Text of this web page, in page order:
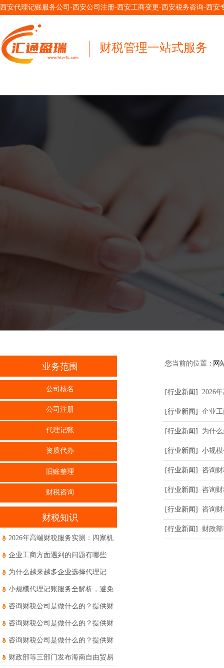
业务范围 您当前的位置： 网
公司核名
公司注册
代理记账
资质代办
旧账整理
财税咨询
[行业新闻] 2026
[行业新闻] 企业
[行业新闻] 为什
[行业新闻] 小规
[行业新闻] 咨询
[行业新闻] 咨询
[行业新闻] 咨询
[行业新闻] 财政
财税知识
2026年高端财税服务实测：四家机
构权威度对比体验
企业工商方面遇到的问题有哪些
为什么越来越多企业选择代理记
账？优势和风险要知晓！
小规模代理记账服务全解析，避免
被坑！
咨询财税公司是做什么的？提供财
务和税务相关的服务（二)
咨询财税公司是做什么的？提供财
务和税务相关的服务（一)
咨询财税公司是做什么的？提供财
务和税务相关的服务
财政部等三部门发布海南自由贸易
财税管理一站式服务
西安代理记账服务公司-西安公司注册-西安工商变更-西安税务咨询-西